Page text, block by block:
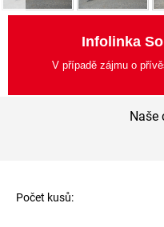
Infolinka
V případě zájmu o
Naše
Počet kusů: